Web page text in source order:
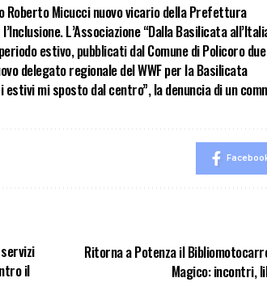
Micucci nuovo vicario della Prefettura
L’Associazione “Dalla Basilicata
estivo, pubblicati dal Comune di Policoro
delegato regionale del WWF per la Basilicata
estivi mi sposto dal centro”, la denuncia di un
il
Ritorna a Potenza il
Magico: incontri,